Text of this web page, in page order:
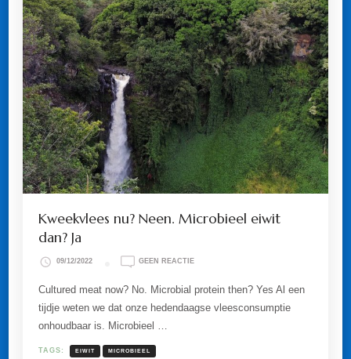
Kweekvlees nu? Neen. Microbieel eiwit
dan? Ja
09/12/2022 GEEN REACTIEOP
NEEN.
MICROBIEEL
Cultured meat now? No. Microbial protein then? Yes Al een
tijdje weten we dat onze hedendaagse vleesconsumptie
onhoudbaar is. Microbieel …
TAGS: EIWIT MICROBIEEL